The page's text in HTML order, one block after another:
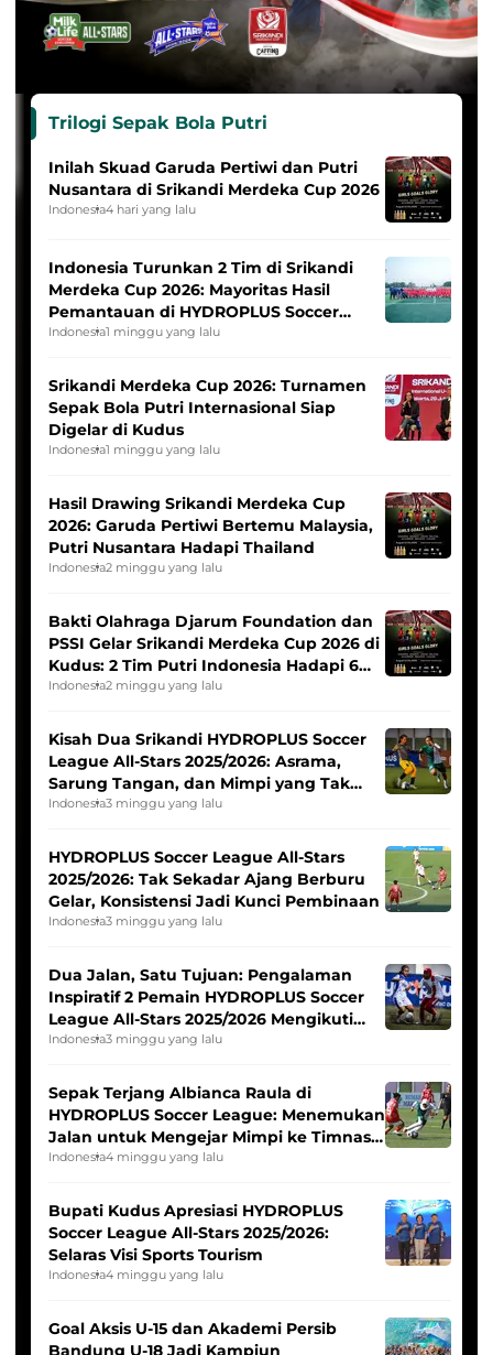
Trilogi Sepak Bola Putri
Inilah Skuad Garuda Pertiwi dan Putri
Nusantara di Srikandi Merdeka Cup 2026
Indonesia4 hari yang lalu
Indonesia Turunkan 2 Tim di Srikandi
Merdeka Cup 2026: Mayoritas Hasil
Pemantauan di HYDROPLUS Soccer
League
Indonesia1 minggu yang lalu
Srikandi Merdeka Cup 2026: Turnamen
Sepak Bola Putri Internasional Siap
Digelar di Kudus
Indonesia1 minggu yang lalu
Hasil Drawing Srikandi Merdeka Cup
2026: Garuda Pertiwi Bertemu Malaysia,
Putri Nusantara Hadapi Thailand
Indonesia2 minggu yang lalu
Bakti Olahraga Djarum Foundation dan
PSSI Gelar Srikandi Merdeka Cup 2026 di
Kudus: 2 Tim Putri Indonesia Hadapi 6
Tim Asia
Indonesia2 minggu yang lalu
Kisah Dua Srikandi HYDROPLUS Soccer
League All-Stars 2025/2026: Asrama,
Sarung Tangan, dan Mimpi yang Tak
Pernah Padam
Indonesia3 minggu yang lalu
HYDROPLUS Soccer League All-Stars
2025/2026: Tak Sekadar Ajang Berburu
Gelar, Konsistensi Jadi Kunci Pembinaan
Indonesia3 minggu yang lalu
Dua Jalan, Satu Tujuan: Pengalaman
Inspiratif 2 Pemain HYDROPLUS Soccer
League All-Stars 2025/2026 Mengikuti
Seleksi Timnas Indonesia Putri
Indonesia3 minggu yang lalu
Sepak Terjang Albianca Raula di
HYDROPLUS Soccer League: Menemukan
Jalan untuk Mengejar Mimpi ke Timnas
Indonesia Putri
Indonesia4 minggu yang lalu
Bupati Kudus Apresiasi HYDROPLUS
Soccer League All-Stars 2025/2026:
Selaras Visi Sports Tourism
Indonesia4 minggu yang lalu
Goal Aksis U-15 dan Akademi Persib
Bandung U-18 Jadi Kampiun